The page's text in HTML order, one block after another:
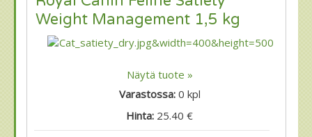
Weight Management 1,5 kg
Näytä tuote »
Varastossa: 0 kpl
Hinta: 25.40 €